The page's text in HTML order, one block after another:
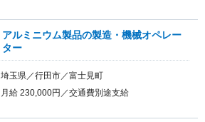
アルミニウム製品の製造・機械オペレー
ター
埼玉県／行田市／富士見町
月給 230,000円／交通費別途支給